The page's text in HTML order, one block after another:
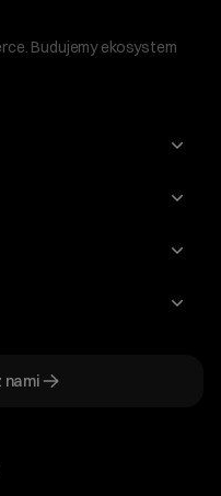
Budujemy ekosystem
nami